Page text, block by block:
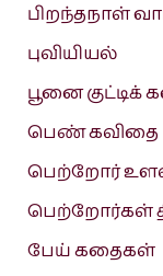
பிறந்தநாள்
புவியியல்
பூனை
பெண் கவிதை
பெற்றோர்
பெற்றோர்கள்
பேய் கதைகள்